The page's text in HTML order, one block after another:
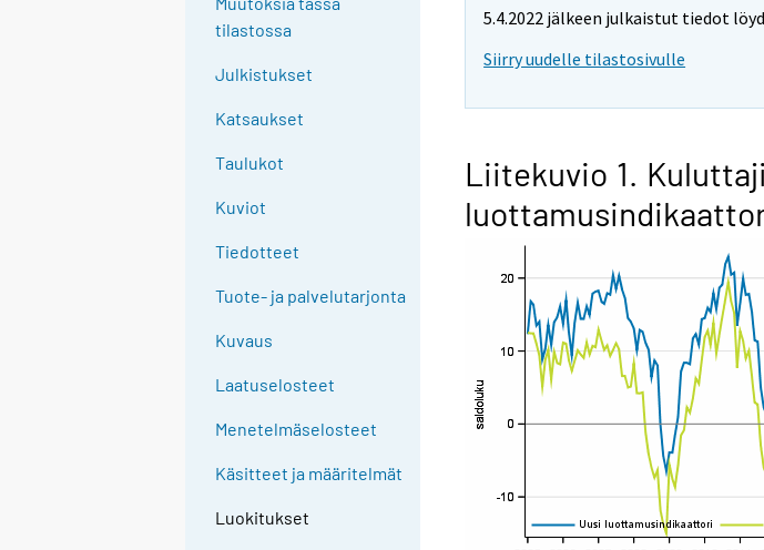
tilastossa
Julkistukset
Katsaukset
Taulukot
Kuviot
Tiedotteet
Tuote- ja palvelutarjonta
Kuvaus
Laatuselosteet
Menetelmäselosteet
Käsitteet ja määritelmät
Luokitukset
5.4.2022 jälkeen julkaistut tiedot
Siirry uudelle tilastosivulle
Liitekuvio 1.